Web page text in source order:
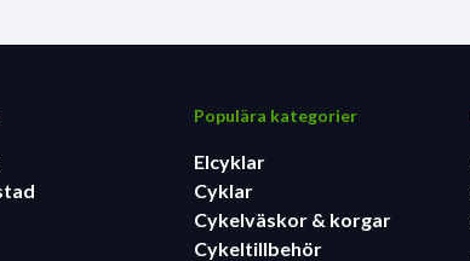
Populära kategorier
Elcyklar
Cyklar
Cykelväskor & korgar
Cykeltillbehör